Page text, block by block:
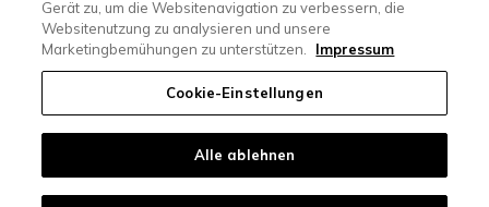
casasoft.ch© All rights reserved. |immoscout24.ch
Gerät zu, um die Websitenavigation zu verbessern, die
Websitenutzung zu analysieren und unsere
Marketingbemühungen zu unterstützen.
Impressum
Cookie-Einstellungen
Alle ablehnen